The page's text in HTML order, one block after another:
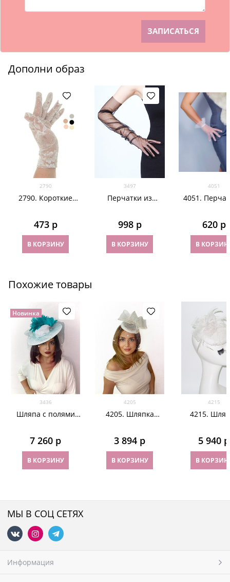
Дополни образ
2790
2790. Короткие
473 р
В КОРЗИНУ
3497
Перчатки из
998 р
В КОРЗИНУ
4051
4051.
620 р
В
Похожие товары
Новинка
3436
Шляпа с полями
перьями. Белая
7 260 р
В КОРЗИНУ
4205
4205. Шляпка
Аманда. Белая
3 894 р
В КОРЗИНУ
4215
4215.
Белая
5 940 р
В
МЫ В СОЦ СЕТЯХ
Информация